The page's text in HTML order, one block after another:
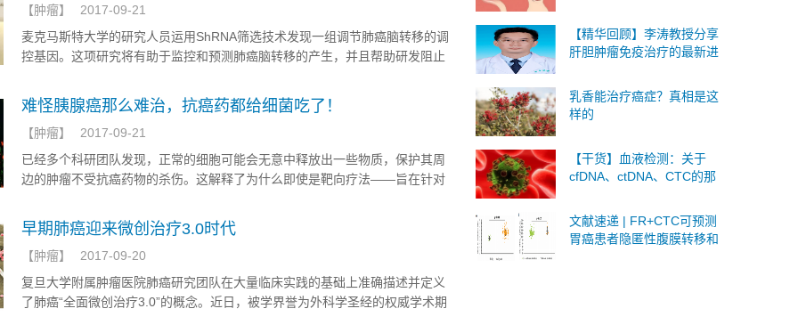
样本的条件下，达到更高的技术灵敏度，从而更真实地还原肿瘤变异全景，因
此在肿瘤临床精准诊断与治疗中得到了广泛应用。
【肿瘤】
2017-09-21
麦克马斯特大学的研究人员运用ShRNA筛选技术发现一组调节肺癌脑转移的调
控基因。这项研究将有助于监控和预测肺癌脑转移的产生，并且帮助研发阻止
难怪胰腺癌那么难治，抗癌药都给细菌吃了！
【肿瘤】
2017-09-21
已经多个科研团队发现，正常的细胞可能会无意中释放出一些物质，保护其周
边的肿瘤不受抗癌药物的杀伤。这解释了为什么即使是靶向疗法——旨在针对
室中测试药物对抗孤立的癌细胞的作用时，效果与预期一致。但是，实际的肿
瘤由于周围健康的细胞而得到一种天然的保护，药物就可能会失败。
早期肺癌迎来微创治疗3.0时代
【肿瘤】
2017-09-20
复旦大学附属肿瘤医院肺癌研究团队在大量临床实践的基础上准确描述并定义
了肺癌“全面微创治疗3.0”的概念。近日，被学界誉为外科学圣经的权威学术期
【精华回顾】李涛教授分享
肝胆肿瘤免疫治疗的最新进
乳香能治疗癌症？真相是这
样的
【干货】血液检测：关于
cfDNA、ctDNA、CTC的那
文献速递 | FR+CTC可预测
胃癌患者隐匿性腹膜转移和